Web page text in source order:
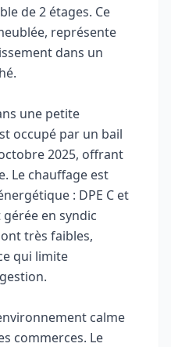
de 2 étages. Ce
représente
dans un
une petite
occupé par un bail
2025, offrant
Le chauffage est
: DPE C et
gérée en syndic
très faibles,
qui limite
calme
commerces. Le